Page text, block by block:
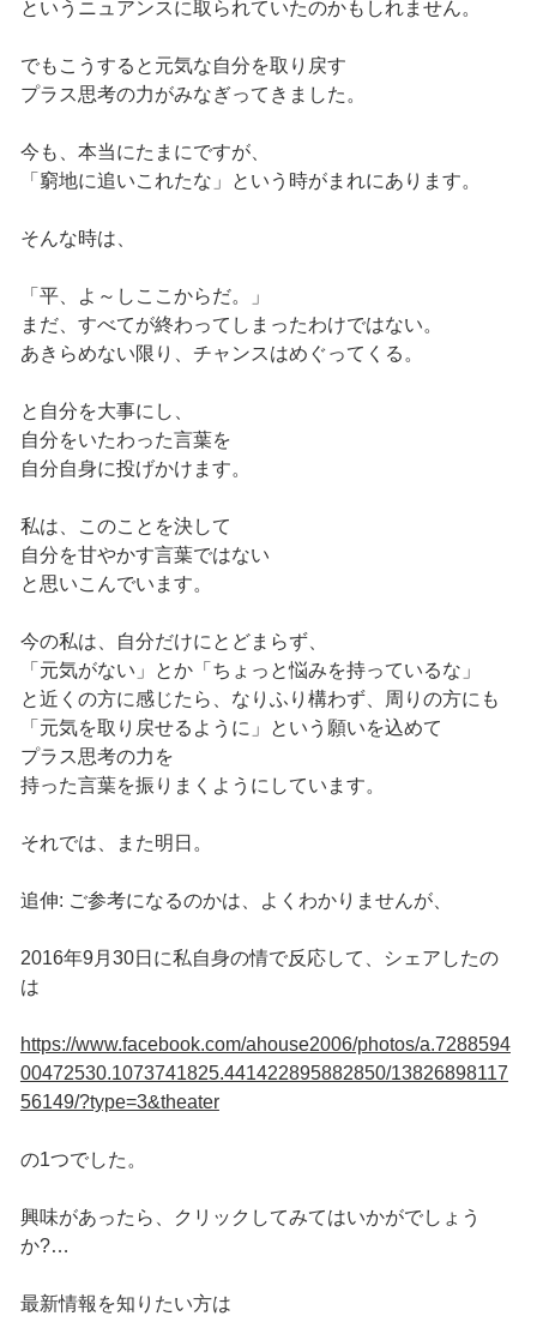
というニュアンスに取られていたのかもしれません。
でもこうすると元気な自分を取り戻す
プラス思考の力がみなぎってきました。
今も、本当にたまにですが、
「窮地に追いこれたな」という時がまれにあります。
そんな時は、
「平、よ～しここからだ。」
まだ、すべてが終わってしまったわけではない。
あきらめない限り、チャンスはめぐってくる。
と自分を大事にし、
自分をいたわった言葉を
自分自身に投げかけます。
私は、このことを決して
自分を甘やかす言葉ではない
と思いこんでいます。
今の私は、自分だけにとどまらず、
「元気がない」とか「ちょっと悩みを持っているな」
と近くの方に感じたら、なりふり構わず、周りの方にも
「元気を取り戻せるように」という願いを込めて
プラス思考の力を
持った言葉を振りまくようにしています。
それでは、また明日。
追伸: ご参考になるのかは、よくわかりませんが、
2016年9月30日に私自身の情で反応して、シェアしたの
は
https://www.facebook.com/ahouse2006/photos/a.7288594
00472530.1073741825.441422895882850/13826898117
56149/?type=3&theater
の1つでした。
興味があったら、クリックしてみてはいかがでしょう
か?…
最新情報を知りたい方は